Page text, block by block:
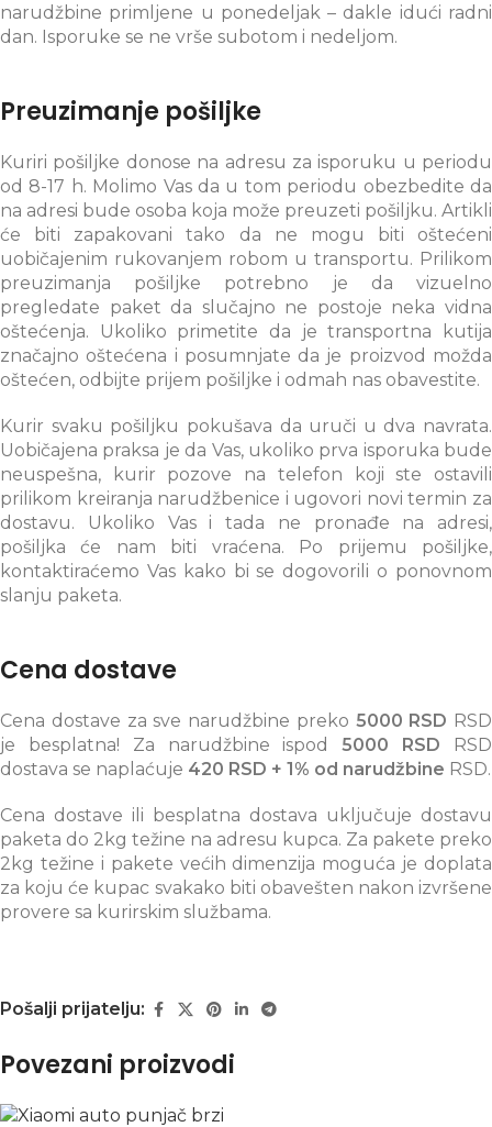
narudžbine primljene u ponedeljak – dakle idući radni
dan. Isporuke se ne vrše subotom i nedeljom.
Preuzimanje pošiljke
Kuriri pošiljke donose na adresu za isporuku u periodu
od 8-17 h. Molimo Vas da u tom periodu obezbedite da
na adresi bude osoba koja može preuzeti pošiljku. Artikli
će biti zapakovani tako da ne mogu biti oštećeni
uobičajenim rukovanjem robom u transportu. Prilikom
preuzimanja pošiljke potrebno je da vizuelno
pregledate paket da slučajno ne postoje neka vidna
oštećenja. Ukoliko primetite da je transportna kutija
značajno oštećena i posumnjate da je proizvod možda
oštećen, odbijte prijem pošiljke i odmah nas obavestite.
Kurir svaku pošiljku pokušava da uruči u dva navrata.
Uobičajena praksa je da Vas, ukoliko prva isporuka bude
neuspešna, kurir pozove na telefon koji ste ostavili
prilikom kreiranja narudžbenice i ugovori novi termin za
dostavu. Ukoliko Vas i tada ne pronađe na adresi,
pošiljka će nam biti vraćena. Po prijemu pošiljke,
kontaktiraćemo Vas kako bi se dogovorili o ponovnom
slanju paketa.
Cena dostave
Cena dostave za sve narudžbine preko 5000 RSD RSD
je besplatna! Za narudžbine ispod5000 RSD RSD
dostava se naplaćuje 420 RSD + 1% od narudžbine RSD.
Cena dostave ili besplatna dostava uključuje dostavu
paketa do 2kg težine na adresu kupca. Za pakete preko
2kg težine i pakete većih dimenzija moguća je doplata
za koju će kupac svakako biti obavešten nakon izvršene
provere sa kurirskim službama.
Pošalji prijatelju:
Povezani proizvodi